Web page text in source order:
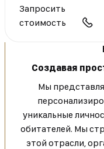
Запросить
стоимость
Создавая
Мы
уникальные
обитателей. Мы
этой отрасли,